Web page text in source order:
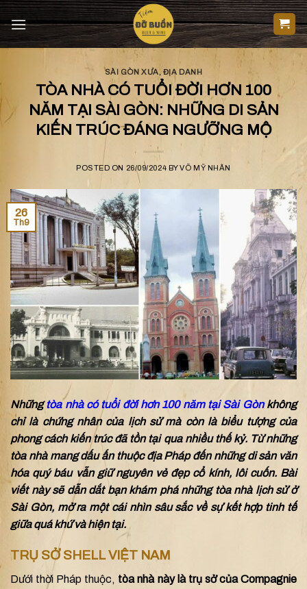
Skip
to
content
SÀI GÒN XƯA, ĐỊA DANH
TÒA NHÀ CÓ TUỔI ĐỜI HƠN 100
NĂM TẠI SÀI GÒN: NHỮNG DI SẢN
KIẾN TRÚC ĐÁNG NGƯỠNG MỘ
POSTED ON 26/09/2024 BYVÕ MỸ NHÂN
26
Th9
Nhữngtòa nhà có tuổi đời hơn 100 năm tại Sài Gònkhông
chỉ là chứng nhân của lịch sử mà còn là biểu tượng của
phong cách kiến trúc đã tồn tại qua nhiều thế kỷ. Từ những
tòa nhà mang dấu ấn thuộc địa Pháp đến những di sản văn
hóa quý báu vẫn giữ nguyên vẻ đẹp cổ kính, lôi cuốn. Bài
viết này sẽ dẫn dắt bạn khám phá những tòa nhà lịch sử ở
Sài Gòn, mở ra một cái nhìn sâu sắc về sự kết hợp tinh tế
giữa quá khứ và hiện tại.
TRỤ SỞ SHELL VIỆT NAM
Dưới thời Pháp thuộc, tòa nhà này là trụ sở của Compagnie